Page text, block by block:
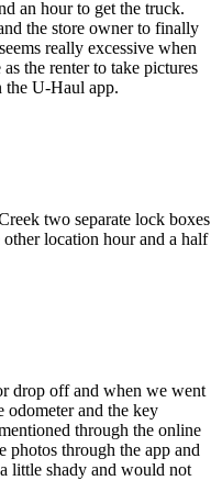
an hour to get the truck.
the store owner to finally
really excessive when
the renter to take pictures
U-Haul app.
two separate lock boxes
location hour and a half
drop off and when we went
odometer and the key
through the online
photos through the app and
little shady and would not